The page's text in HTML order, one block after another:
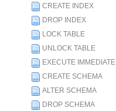
CREATE INDEX
DROP INDEX
LOCK TABLE
UNLOCK TABLE
EXECUTE IMMEDIATE
CREATE SCHEMA
ALTER SCHEMA
DROP SCHEMA